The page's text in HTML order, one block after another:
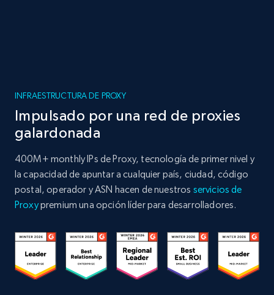
INFRAESTRUCTURA DE PROXY
Impulsado por una red de proxies
galardonada
400M+ monthly IPs de Proxy, tecnología de primer nivel y
la capacidad de apuntar a cualquier país, ciudad, código
postal, operador y ASN hacen de nuestros servicios de
Proxypremium una opción líder para desarrolladores.